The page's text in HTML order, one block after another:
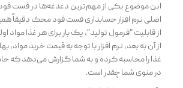
این موضوع یکی از مهم‌ترین دغدغه‌ها در فست
اصلی نرم افزار حسابداری فست فود محک دقیقاً
از قابلیت “فرمول تولید”، یک بار برای هر غذا مواد
از آن به بعد، نرم افزار با توجه به قیمت خرید
غذا را محاسبه کرده و به شما گزارش می‌دهد که
در منوی شما چقدر است.